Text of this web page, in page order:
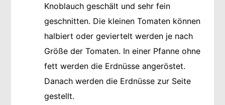
Knoblauch geschält und sehr fein
geschnitten. Die kleinen Tomaten können
halbiert oder geviertelt werden je nach
Größe der Tomaten. In einer Pfanne ohne
fett werden die Erdnüsse angeröstet.
Danach werden die Erdnüsse zur Seite
gestellt.